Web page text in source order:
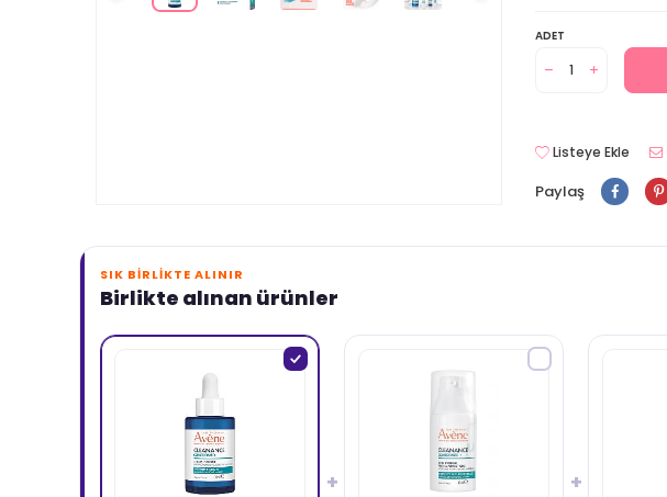
ADET
Listeye Ekle
Paylaş
SIK BIRLIKTE ALINIR
Birlikte alınan ürünler
+ +